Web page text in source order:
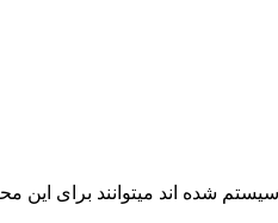
شده اند میتوانند برای این